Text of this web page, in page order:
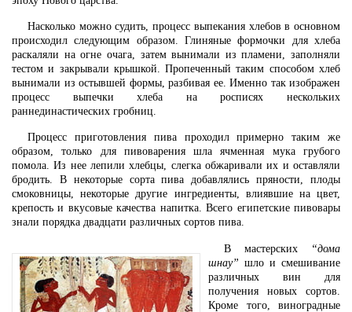
Насколько можно судить, процесс выпекания хлебов в основном
происходил следующим образом. Глиняные формочки для хлеба
раскаляли на огне очага, затем вынимали из пламени, заполняли
тестом и закрывали крышкой. Пропеченный таким способом хлеб
вынимали из остывшей формы, разбивая ее. Именно так изображен
процесс выпечки хлеба на росписях нескольких
раннединастических гробниц.
Процесс приготовления пива проходил примерно таким же
образом, только для пивоварения шла ячменная мука грубого
помола. Из нее лепили хлебцы, слегка обжаривали их и оставляли
бродить. В некоторые сорта пива добавлялись пряности, плоды
смоковницы, некоторые другие ингредиенты, влиявшие на цвет,
крепость и вкусовые качества напитка. Всего египетские пивовары
знали порядка двадцати различных сортов пива.
В мастерских
“дома
шнау” шло и смешивание
различных вин для
получения новых сортов.
Кроме того, виноградные